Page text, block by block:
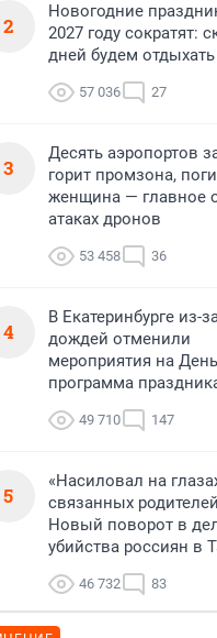
2
Новогодние
2027 году сократят:
дней будем отдыхать
57 036 27
3
Десять аэропортов
горит промзона,
женщина — главное
атаках дронов
53 458 36
4
В Екатеринбурге из-
дождей отменили
мероприятия на
программа
49 710 147
5
«Насиловал на
связанных
Новый поворот в
убийства россиян в
46 732 83